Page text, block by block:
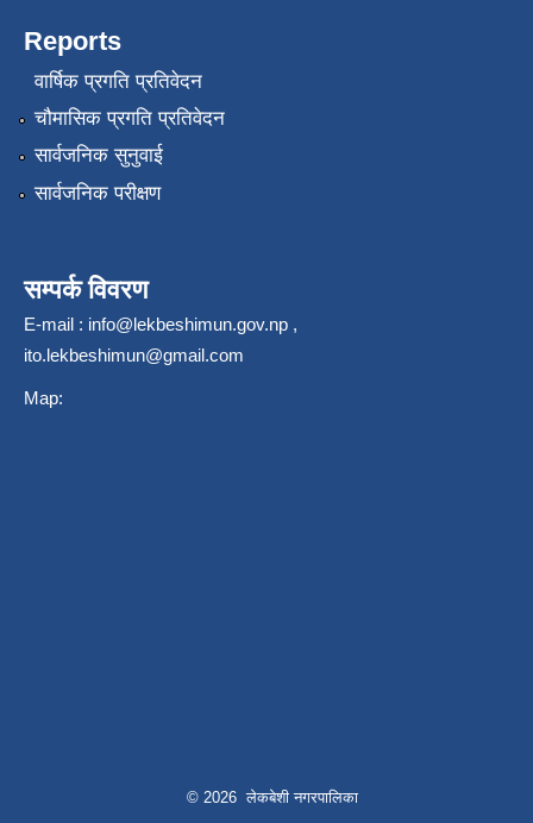
Reports
वार्षिक प्रगति प्रतिवेदन
चौमासिक प्रगति प्रतिवेदन
सार्वजनिक सुनुवाई
सार्वजनिक परीक्षण
सम्पर्क विवरण
E-mail : info@lekbeshimun.gov.np ,
ito.lekbeshimun@gmail.com
Map:
© 2026 लेकबेशी नगरपालिका